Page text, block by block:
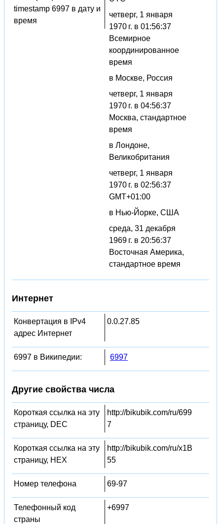
timestamp 6997 в дату и
время
четверг, 1 января
1970 г. в 01:56:37
Всемирное
координированное
время
в Москве, Россия
четверг, 1 января
1970 г. в 04:56:37
Москва, стандартное
время
в Лондоне,
Великобритания
четверг, 1 января
1970 г. в 02:56:37
GMT+01:00
в Нью-Йорке, США
среда, 31 декабря
1969 г. в 20:56:37
Восточная Америка,
стандартное время
Интернет
Конвертация в IPv4
адрес Интернет
0.0.27.85
6997 в Википедии: 6997
Другие свойства числа
Короткая ссылка на эту
страницу, DEC
http://bikubik.com/ru/699
7
Короткая ссылка на эту
страницу, HEX
http://bikubik.com/ru/x1B
55
Номер телефона 69-97
Телефонный код
страны
+6997